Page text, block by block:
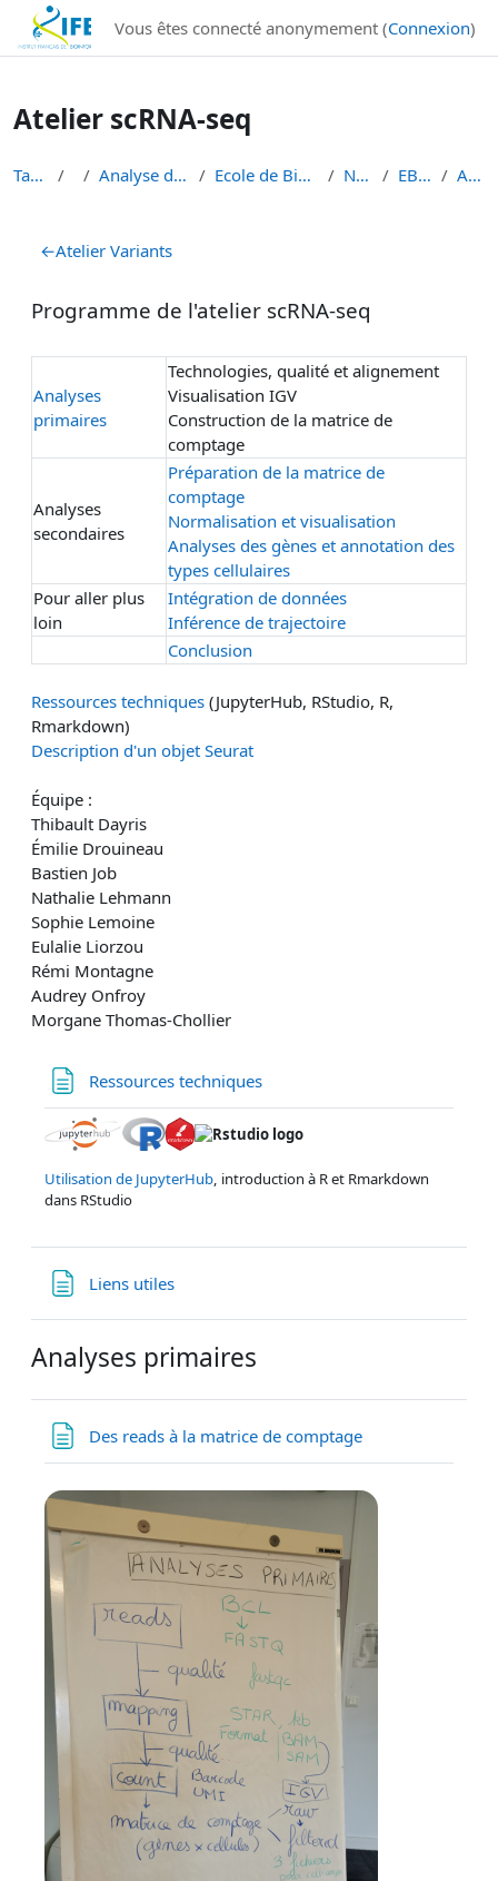
Institut Français de Bioinformatique - Les formations
Passer au contenu principalVous êtes connecté anonymement (Connexion)
Atelier scRNA-seq
Tableau de bord Cours Analyse de données de séquençage haut débit Ecole de Bioinformatique - IFB - Inserm - INRAe EB... Niveau 1 débutant EBAII Niveau 1 2023 Atelier scRNA-seq
Résumé de section
←Atelier Variants
Programme de l'atelier scRNA-seq
Analyses
primaires
Technologies, qualité et alignement
Visualisation IGV
Construction de la matrice de
comptage
Analyses
secondaires
Préparation de la matrice de
comptage
Normalisation et visualisation
Analyses des gènes et annotation des
types cellulaires
Pour aller plus
loin
Intégration de données
Inférence de trajectoire
Conclusion
Ressources techniques (JupyterHub, RStudio, R,
Rmarkdown)
Description d'un objet Seurat
Équipe :
Thibault Dayris
Émilie Drouineau
Bastien Job
Nathalie Lehmann
Sophie Lemoine
Eulalie Liorzou
Rémi Montagne
Audrey Onfroy
Morgane Thomas-Chollier
Ressources techniquesPage
Utilisation de JupyterHub, introduction à R et Rmarkdown
dans RStudio
Liens utilesPage
Analyses primaires
Des reads à la matrice de comptagePage